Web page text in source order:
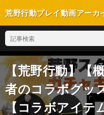
荒野行動プレイ動画アーカ
【荒野行動】【
者のコラボグッ
【コラボアイテ